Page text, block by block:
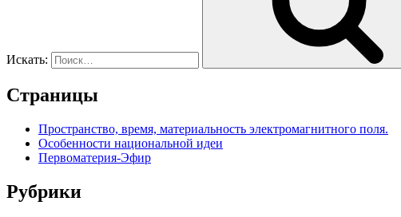
Искать:
Страницы
Пространство, время, материальность электромагнитного поля.
Особенности национальной идеи
Первоматерия-Эфир
Рубрики